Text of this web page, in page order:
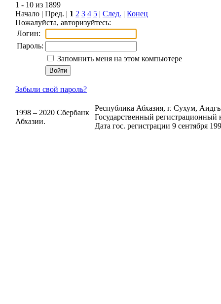
1 - 10 из 1899
Начало | Пред. | 1 2 3 4 5 | След. | Конец
Пожалуйста, авторизуйтесь:
Логин:
Пароль:
Запомнить меня на этом компьютере
Забыли свой пароль?
1998 – 2020 Сбербанк
Абхазии.
Республика Абхазия, г. Сухум,
Государственный регистрационный
Дата гос. регистрации 9 сентября